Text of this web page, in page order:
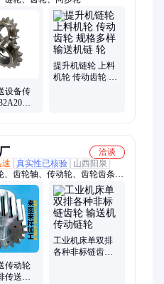
设备传
不
提升机链轮 上料
机轮 传动齿轮 规
洽谈
速 真实性已核验
山西阳泉
齿轮轴、传动轮、齿轮齿条、
轮、大齿轮、钢链轮、定做齿
齿轮、齿轮链轮、链轮齿轮、
传动轮
传送链
工业机床单双排
各种非标链齿轮